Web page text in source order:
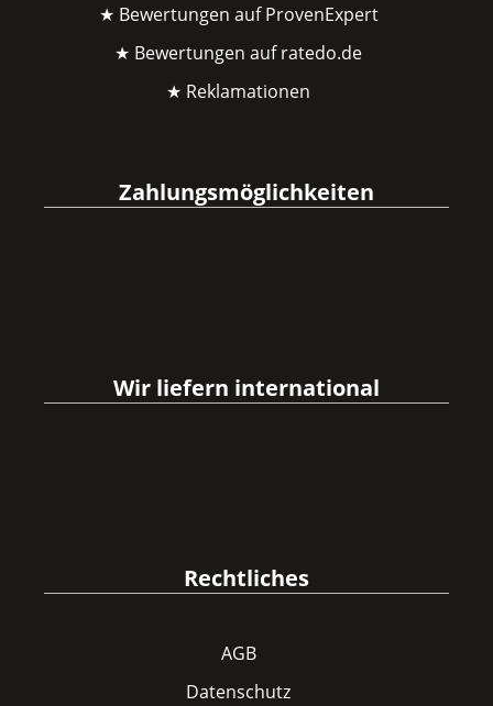
★ Bewertungen auf ProvenExpert
★ Bewertungen auf ratedo.de
★ Reklamationen
Zahlungsmöglichkeiten
Wir liefern international
Rechtliches
AGB
Datenschutz